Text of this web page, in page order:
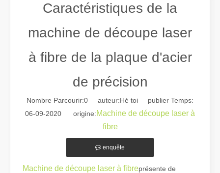
Guide 2026 : Comment les machines de découpe de tubes au laser à fibre révolutionnent la fabrication de tuyaux
Guide 2026 : Comment les machines de découpe de tubes au
Caractéristiques de la
machine de découpe laser
à fibre de la plaque d'acier
de précision
Nombre Parcourir:0 auteur:Hé toi publier Temps:
06-09-2020 origine:Machine de découpe laser à
fibre
enquête
Machine de découpe laser à fibreprésente de